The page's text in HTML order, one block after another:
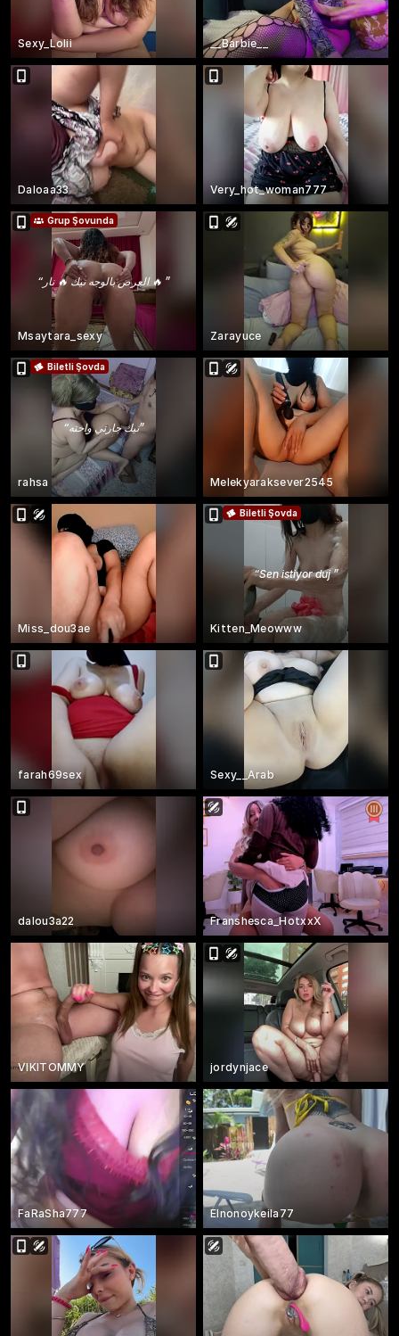
Sexy_Lolii __Barbie__
Daloaa33 Very_hot_woman777
“ العرض بالوجه نيك 🔥 نار 🔥 ”
Grup Şovunda
Msaytara_sexy Zarayuce
“نيك جارتي واخته”
Biletli Şovda
rahsa Melekyaraksever2545
Miss_dou3ae
“Sen istiyor duj”
Biletli Şovda
Kitten_Meowww
farah69sex Sexy__Arab
dalou3a22 Franshesca_HotxxX
VIKITOMMY jordynjace
FaRaSha777 Elnonoykeila77